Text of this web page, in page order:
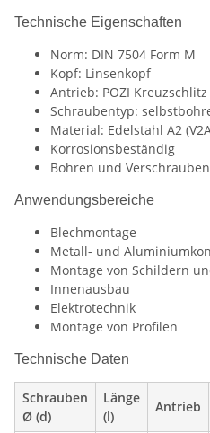
Technische Eigenschaften
Norm: DIN 7504 Form M
Kopf: Linsenkopf
Antrieb: POZI Kreuzschlitz
Schraubentyp:
Material: Edelstahl A2
Korrosionsbeständig
Bohren und
Anwendungsbereiche
Blechmontage
Metall- und
Montage von Schildern
Innenausbau
Elektrotechnik
Montage von Profilen
Technische Daten
Schrauben
Ø (d)
Länge
(l)
Antrieb